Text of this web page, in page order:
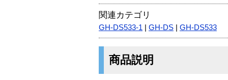
関連カテゴリ
GH-DS533-1 GH-DS GH-DS533
商品説明